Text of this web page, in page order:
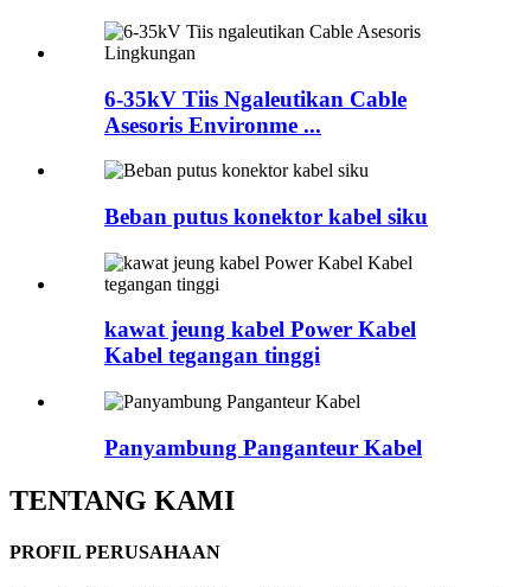
6-35kV Tiis Ngaleutikan Cable
Asesoris Environme ...
Beban putus konektor kabel siku
kawat jeung kabel Power Kabel
Kabel tegangan tinggi
Panyambung Panganteur Kabel
TENTANG KAMI
PROFIL PERUSAHAAN